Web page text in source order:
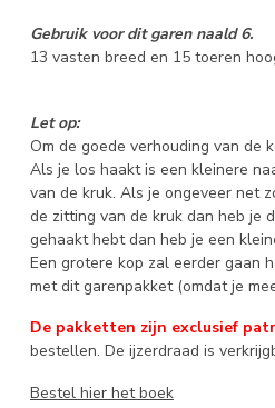
Gebruik voor dit garen naald 6.
13 vasten breed en 15 toeren
Let op:
Om de goede verhouding van de
Als je los haakt is een kleinere
van de kruk. Als je ongeveer net
de zitting van de kruk dan heb je
gehaakt hebt dan heb je een
Een grotere kop zal eerder gaan
met dit garenpakket (omdat je
De pakketten zijn exclusief
bestellen. De ijzerdraad is
Bestel hier het boek